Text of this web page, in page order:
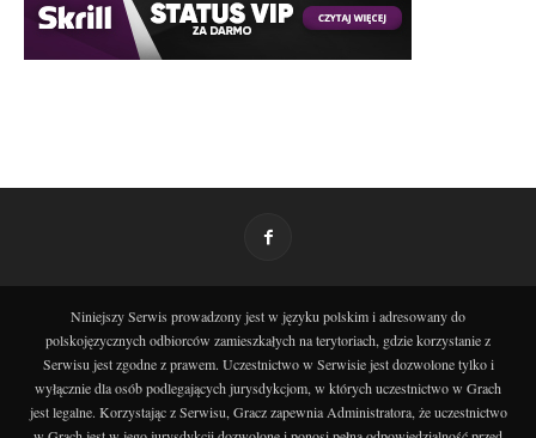
Niniejszy Serwis prowadzony jest w języku polskim i adresowany do
polskojęzycznych odbiorców zamieszkałych na terytoriach, gdzie korzystanie z
Serwisu jest zgodne z prawem. Uczestnictwo w Serwisie jest dozwolone tylko i
wyłącznie dla osób podlegających jurysdykcjom, w których uczestnictwo w Grach
jest legalne. Korzystając z Serwisu, Gracz zapewnia Administratora, że uczestnictwo